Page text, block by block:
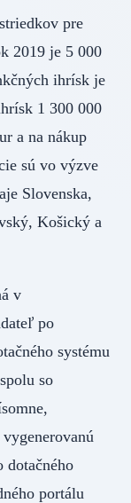
pre
2019 je 5 000
ihrísk je
1 300 000
a na nákup
sú vo výzve
Slovenska,
Košický a
v
po
systému
so
dotačného
portálu